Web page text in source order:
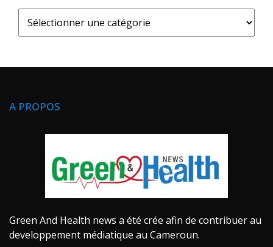
A PROPOS
Green And Health news a été crée afin de contribuer au
developpement médiatique au Cameroun.